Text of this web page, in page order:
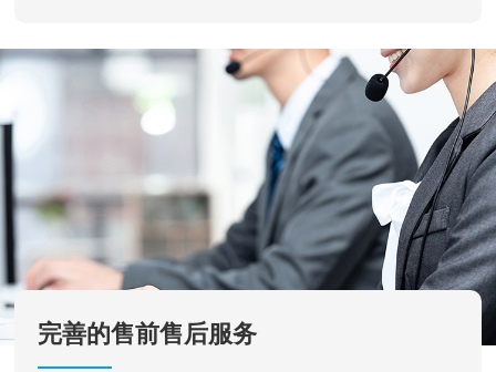
完善的售前售后服务
本公司免费上门调研，客户可以全程参与，服务人
性化；水处理设备以及配件齐全，物流价格优惠，交货
时间准时，并提供技术和服务指导，无售后烦恼。荣华
荣已成功为多家品牌企业且根据其不同行业的需求，设
计各种不同类型和规格的水处理设备及完成相关系统的